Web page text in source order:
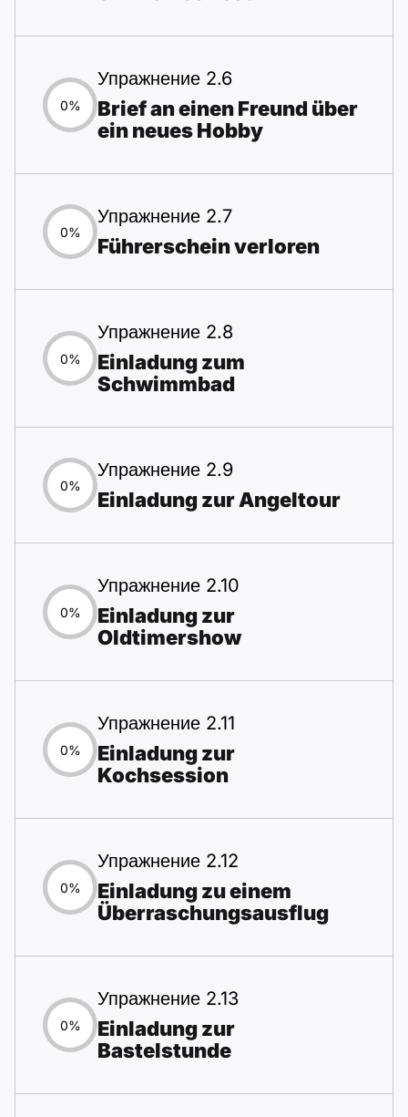
0%
Упражнение 2.6
Brief an einen Freund über
ein neues Hobby
0%
Упражнение 2.7
Führerschein verloren
0%
Упражнение 2.8
Einladung zum
Schwimmbad
0%
Упражнение 2.9
Einladung zur Angeltour
0%
Упражнение 2.10
Einladung zur
Oldtimershow
0%
Упражнение 2.11
Einladung zur
Kochsession
0%
Упражнение 2.12
Einladung zu einem
Überraschungsausflug
0%
Упражнение 2.13
Einladung zur
Bastelstunde